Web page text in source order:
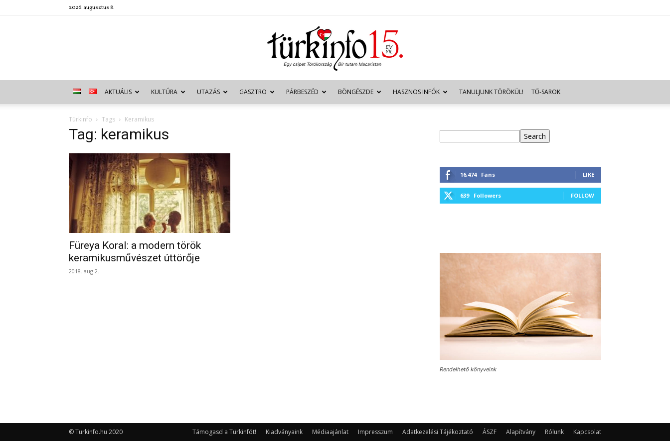
2026. augusztus 8.
Türkinfo
AKTUÁLIS KULTÚRA UTAZÁS GASZTRO PÁRBESZÉD BÖNGÉSZDE HASZNOS INFÓK TANULJUNK TÖRÖKÜL! TŰ-SAROK
Türkinfo Tags Keramikus
Tag: keramikus
Füreya Koral: a modern török
keramikusművészet úttörője
2018. aug 2.
Search
16,474 Fans LIKE
639 Followers FOLLOW
Rendelhető könyveink
Támogasd a Türkinfót! Kiadványaink Médiaajánlat Impresszum Adatkezelési Tájékoztató ÁSZF Alapítvány Rólunk Kapcsolat
© Turkinfo.hu 2020